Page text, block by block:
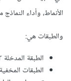
الأنماط، وأداء
والطبقات هي:
الطبقة المدخلة Input Layer: تستقبل البيانات المدخلة.